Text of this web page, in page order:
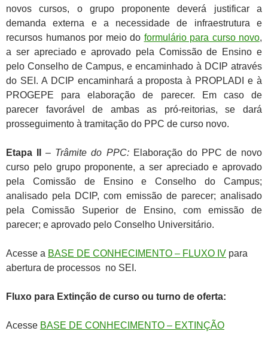
novos cursos, o grupo proponente deverá justificar a
demanda externa e a necessidade de infraestrutura e
recursos humanos por meio do formulário para curso novo,
a ser apreciado e aprovado pela Comissão de Ensino e
pelo Conselho de Campus, e encaminhado à DCIP através
do SEI. A DCIP encaminhará a proposta à PROPLADI e à
PROGEPE para elaboração de parecer. Em caso de
parecer favorável de ambas as pró-reitorias, se dará
prosseguimento à tramitação do PPC de curso novo.
Etapa II– Trâmite do PPC:Elaboração do PPC de novo
curso pelo grupo proponente, a ser apreciado e aprovado
pela Comissão de Ensino e Conselho do Campus;
analisado pela DCIP, com emissão de parecer; analisado
pela Comissão Superior de Ensino, com emissão de
parecer; e aprovado pelo Conselho Universitário.
Acesse a BASE DE CONHECIMENTO – FLUXO IV para
abertura de processos no SEI.
Fluxo para Extinção de curso ou turno de oferta:
Acesse BASE DE CONHECIMENTO – EXTINÇÃO